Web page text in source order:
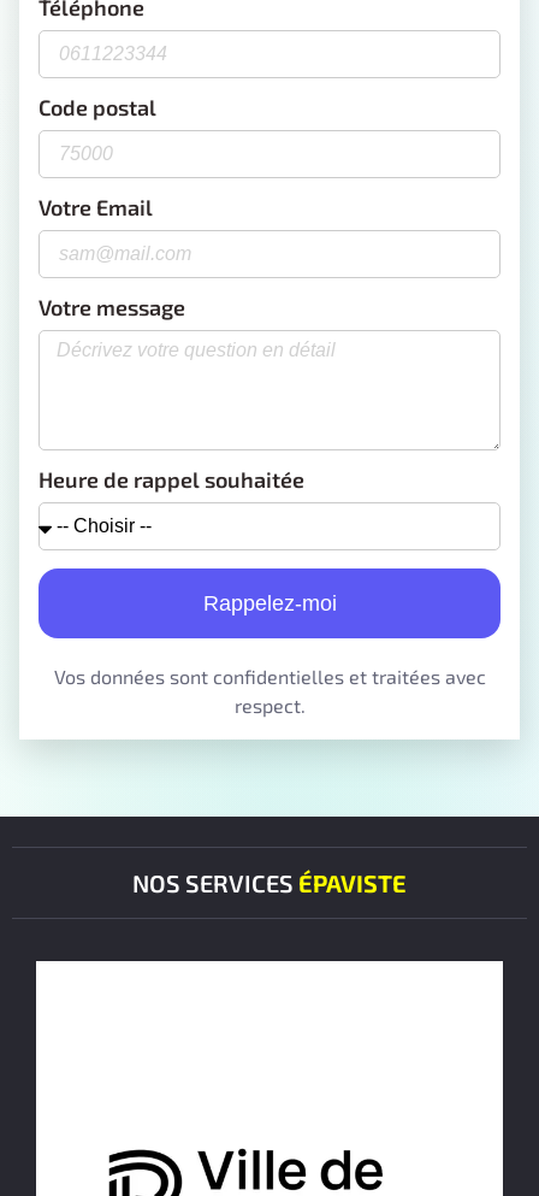
Téléphone
Code postal
Votre Email
Votre message
Heure de rappel souhaitée
Rappelez-moi
Vos données sont confidentielles et traitées avec
respect.
NOS SERVICES ÉPAVISTE